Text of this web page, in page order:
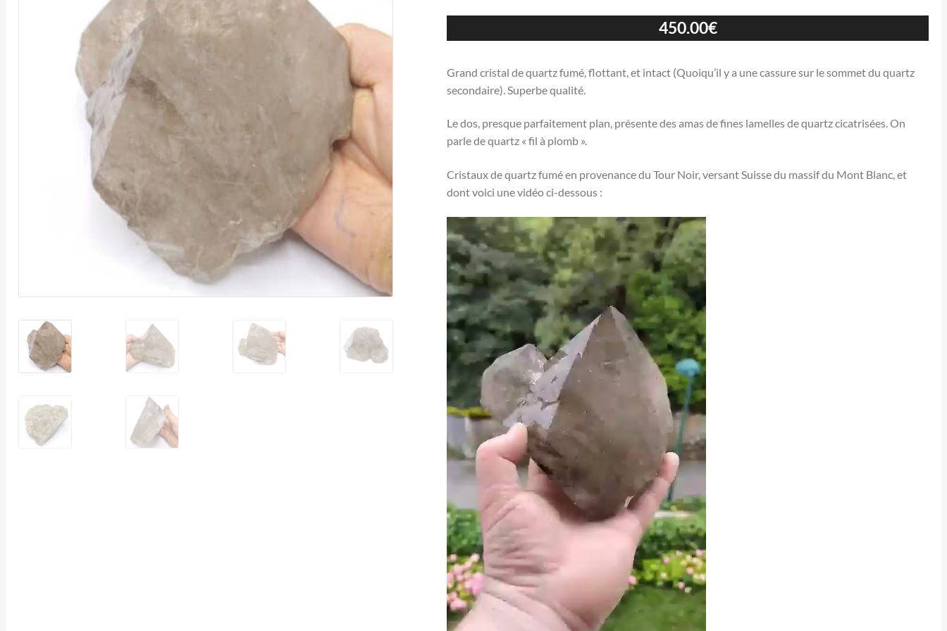
450.00€
Grand cristal de quartz fumé, flottant, et intact (Quoiqu’il y a une cassure sur le sommet du quartz
secondaire). Superbe qualité.
Le dos, presque parfaitement plan, présente des amas de fines lamelles de quartz cicatrisées. On
parle de quartz « fil à plomb ».
Cristaux de quartz fumé en provenance du Tour Noir, versant Suisse du massif du Mont Blanc, et
dont voici une vidéo ci-dessous :
Lecteur
vidéo